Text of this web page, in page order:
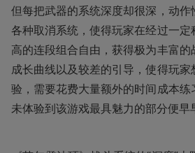
但每把武器的系统深度却很深，动作
各种取消系统，使得玩家在经过一
高的连段组合自由，获得极为丰富
成长曲线以及较差的引导，使得玩
验，需要花费大量额外的时间成本
未体验到该游戏最具魅力的部分便早